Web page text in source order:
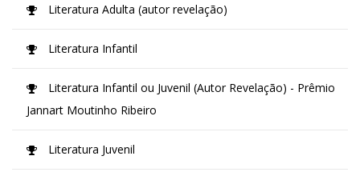
Literatura Adulta (autor revelação)
Literatura Infantil
Literatura Infantil ou Juvenil (Autor Revelação) - Prêmio
Jannart Moutinho Ribeiro
Literatura Juvenil